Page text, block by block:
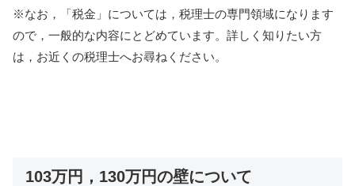
※なお，「税金」については，税理士の専門領域になります
ので，一般的な内容にとどめています。詳しく知りたい方
は，お近くの税理士へお尋ねください。
103万円，130万円の壁について